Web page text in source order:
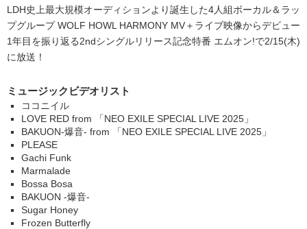
LDH史上最大規模オーディションより誕生した4人組ボーカル＆ラッ
プグループ WOLF HOWL HARMONY MV＋ライブ映像からデビュー
1年目を振り返る2ndシングルリリース記念特番 エムオン!で2/15(木)
に放送！
ミュージックビデオリスト
ココニイル
LOVE RED from 「NEO EXILE SPECIAL LIVE 2025」
BAKUON-爆音- from 「NEO EXILE SPECIAL LIVE 2025」
PLEASE
Gachi Funk
Marmalade
Bossa Bosa
BAKUON -爆音-
Sugar Honey
Frozen Butterfly